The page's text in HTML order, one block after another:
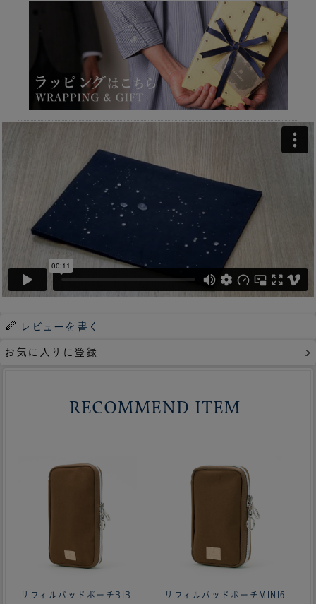
レビューを書く
お気に入りに登録
RECOMMEND ITEM
リフィルパッドポーチBIBL
リフィルパッドポーチMINI6